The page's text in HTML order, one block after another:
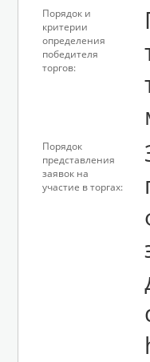
Порядок и
критерии
определения
победителя
торгов:
Порядок
представления
заявок на
участие в торгах: